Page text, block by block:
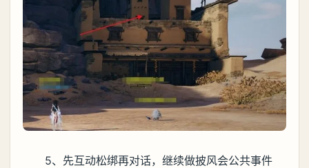
5、先互动松绑再对话，继续做披风会公共事件